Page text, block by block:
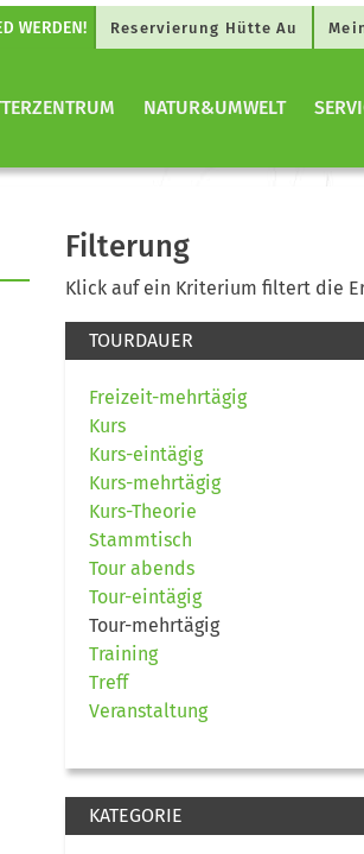
Reservierung Hütte Au
NATUR&UMWELT
Filterung
Klick auf ein Kriterium filtert die
TOURDAUER
Freizeit-mehrtägig
Kurs
Kurs-eintägig
Kurs-mehrtägig
Kurs-Theorie
Stammtisch
Tour abends
Tour-eintägig
Tour-mehrtägig
Training
Treff
Veranstaltung
KATEGORIE